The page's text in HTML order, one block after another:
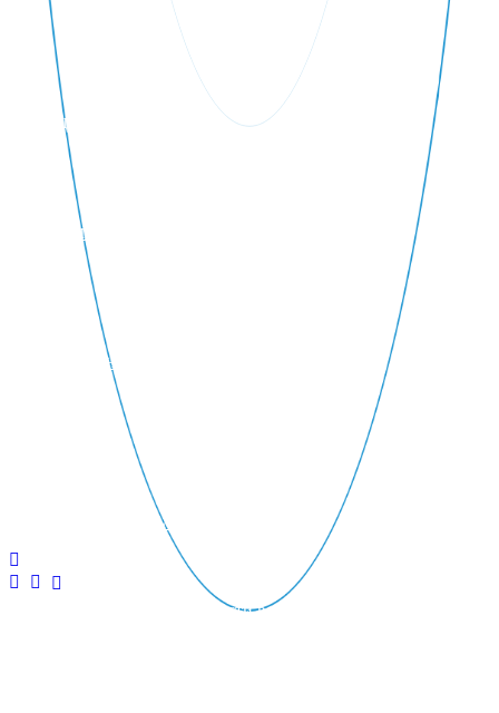
Поиск
политикой
конфиденциальности в отношении
обработки персональных данных
Облицовка бассейна
Сервисное обслуживание
Аттракционы для бассейна
г. Краснодар ул. Автолюбителей 12
Политика конфиденциальности в отношении обработки